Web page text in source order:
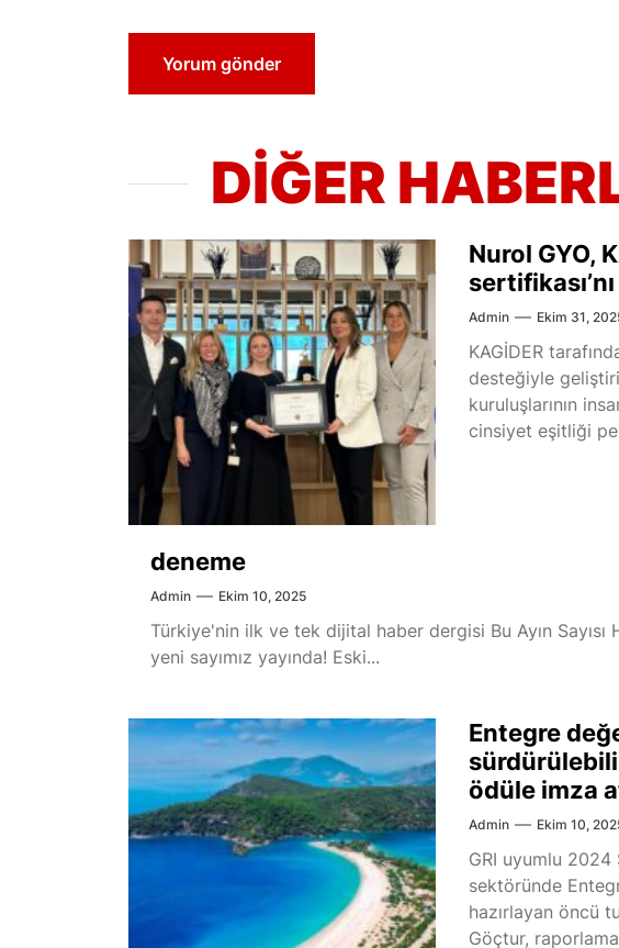
DİĞER
Nurol GYO,
Admin Ekim 31,
KAGİDER
desteğiyle
kuruluşlarının
cinsiyet eşitliği
deneme
Admin Ekim 10, 2025
Türkiye'nin ilk ve tek dijital haber dergisi Bu Ayın Sayısı
yeni sayımız yayında! Eski...
Entegre
ödüle imza
Admin Ekim 10,
GRI uyumlu 2024
sektöründe
hazırlayan öncü
Göçtur,